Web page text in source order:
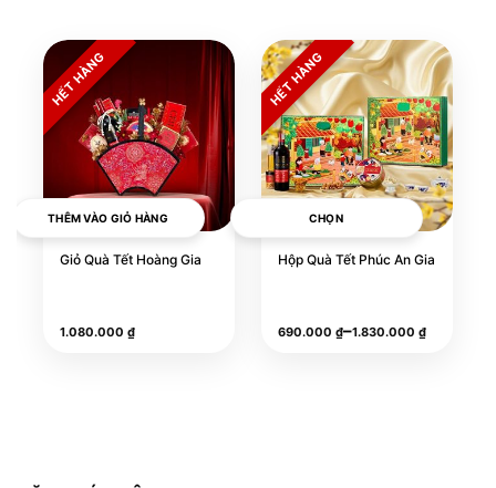
Giỏ Quà Tết Hoàng Gia
1.080.000 ₫
THÊM VÀO GIỎ HÀNG
Hộp Quà Tết Phúc An Gia
690.000 ₫–1.830.000 ₫
Khoảng
giá:
CHỌN